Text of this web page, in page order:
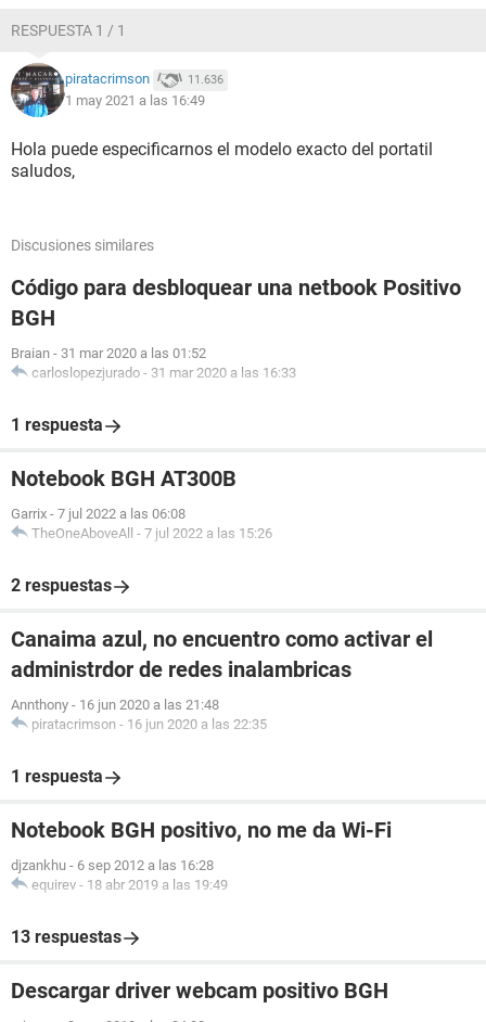
RESPUESTA 1 / 1
piratacrimson 11.636
1 may 2021 a las 16:49
Hola puede especificarnos el modelo exacto del portatil
saludos,
Discusiones similares
Código para desbloquear una netbook Positivo
BGH
Braian - 31 mar 2020 a las 01:52
carloslopezjurado - 31 mar 2020 a las 16:33
1 respuesta
Notebook BGH AT300B
Garrix - 7 jul 2022 a las 06:08
TheOneAboveAll - 7 jul 2022 a las 15:26
2 respuestas
Canaima azul, no encuentro como activar el
administrdor de redes inalambricas
Annthony - 16 jun 2020 a las 21:48
piratacrimson - 16 jun 2020 a las 22:35
1 respuesta
Notebook BGH positivo, no me da Wi-Fi
djzankhu - 6 sep 2012 a las 16:28
equirev - 18 abr 2019 a las 19:49
13 respuestas
Descargar driver webcam positivo BGH